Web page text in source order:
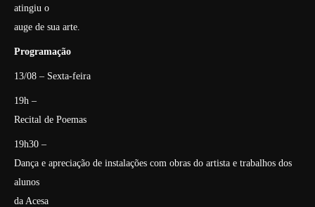
atingiu o
auge de sua arte.
Programação
13/08 – Sexta-feira
19h –
Recital de Poemas
19h30 –
Dança e apreciação de instalações com obras do artista e trabalhos dos
alunos
da Acesa